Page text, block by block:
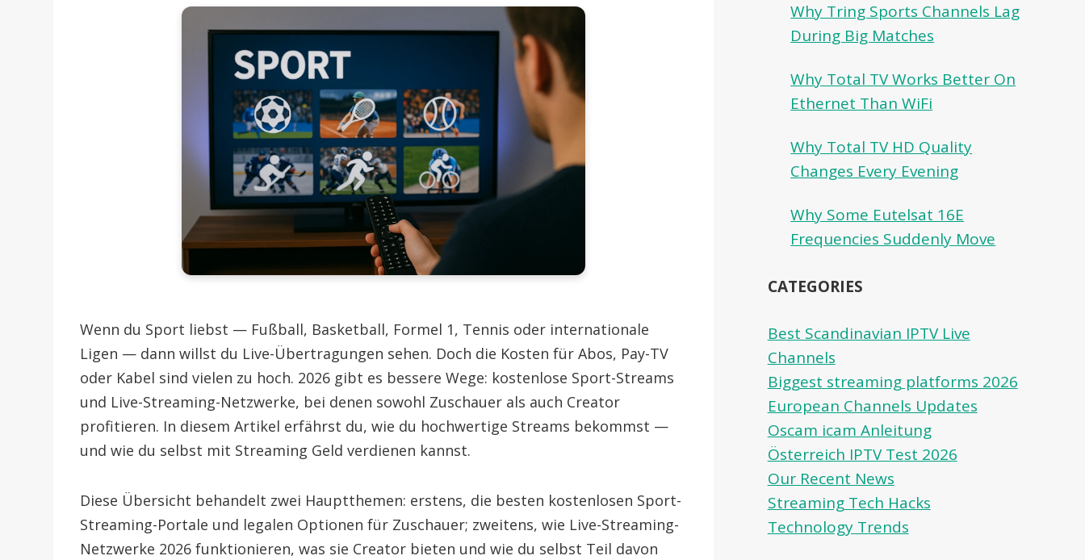
Wenn du Sport liebst — Fußball, Basketball, Formel 1, Tennis oder internationale
Ligen — dann willst du Live-Übertragungen sehen. Doch die Kosten für Abos, Pay-TV
oder Kabel sind vielen zu hoch. 2026 gibt es bessere Wege: kostenlose Sport-Streams
und Live-Streaming-Netzwerke, bei denen sowohl Zuschauer als auch Creator
profitieren. In diesem Artikel erfährst du, wie du hochwertige Streams bekommst —
und wie du selbst mit Streaming Geld verdienen kannst.
Diese Übersicht behandelt zwei Hauptthemen: erstens, die besten kostenlosen Sport-
Streaming-Portale und legalen Optionen für Zuschauer; zweitens, wie Live-Streaming-
Netzwerke 2026 funktionieren, was sie Creator bieten und wie du selbst Teil davon
Why Tring Sports Channels Lag
During Big Matches
Why Total TV Works Better On
Ethernet Than WiFi
Why Total TV HD Quality
Changes Every Evening
Why Some Eutelsat 16E
Frequencies Suddenly Move
CATEGORIES
Best Scandinavian IPTV Live
Channels
Biggest streaming platforms 2026
European Channels Updates
Oscam icam Anleitung
Österreich IPTV Test 2026
Our Recent News
Streaming Tech Hacks
Technology Trends